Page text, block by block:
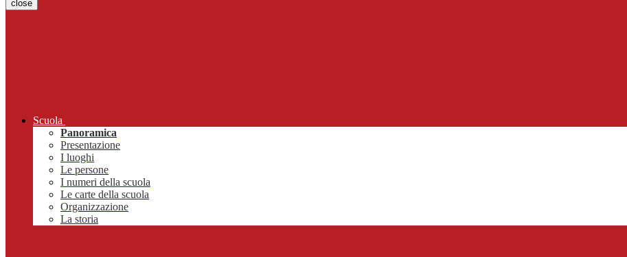
close
Scuola
Panoramica
Presentazione
I luoghi
Le persone
I numeri della scuola
Le carte della scuola
Organizzazione
La storia